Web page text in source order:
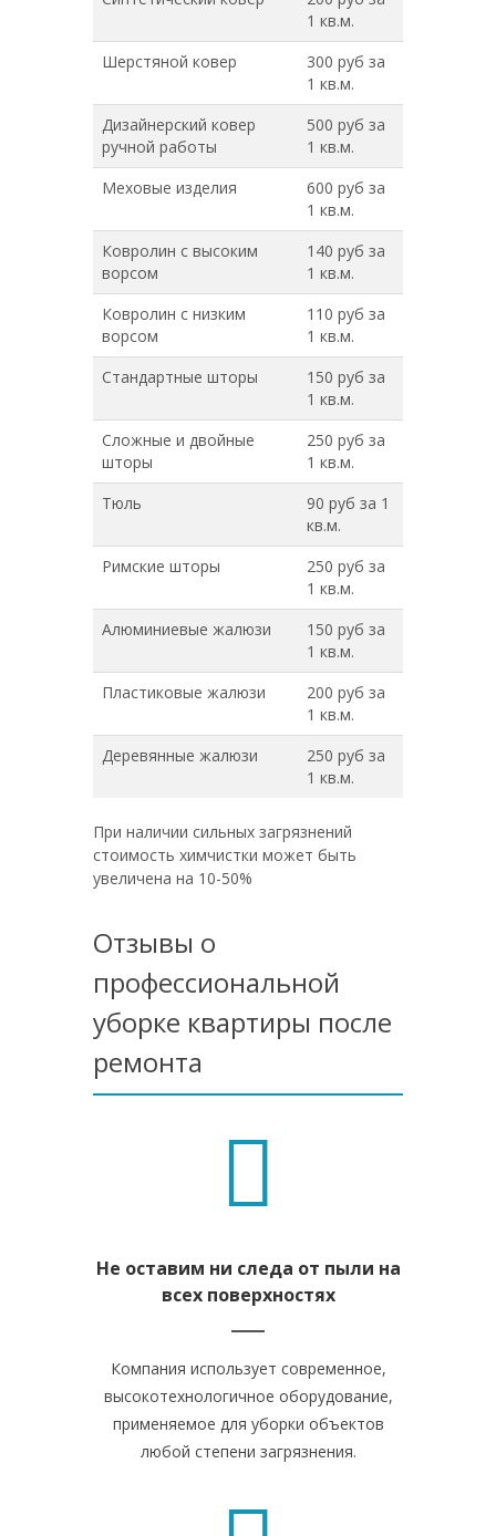
1 кв.м.
Шерстяной ковер
300 руб за
1 кв.м.
Дизайнерский ковер
ручной работы
500 руб за
1 кв.м.
Меховые изделия
600 руб за
1 кв.м.
Ковролин с высоким
ворсом
140 руб за
1 кв.м.
Ковролин с низким
ворсом
110 руб за
1 кв.м.
Стандартные шторы
150 руб за
1 кв.м.
Сложные и двойные
шторы
250 руб за
1 кв.м.
Тюль
90 руб за 1
кв.м.
Римские шторы
250 руб за
1 кв.м.
Алюминиевые жалюзи
150 руб за
1 кв.м.
Пластиковые жалюзи
200 руб за
1 кв.м.
Деревянные жалюзи
250 руб за
1 кв.м.
При наличии сильных загрязнений
стоимость химчистки может быть
увеличена на 10-50%
Отзывы о
профессиональной
уборке квартиры после
ремонта
Не оставим ни следа от пыли на
всех поверхностях
Компания использует современное,
высокотехнологичное оборудование,
применяемое для уборки объектов
любой степени загрязнения.